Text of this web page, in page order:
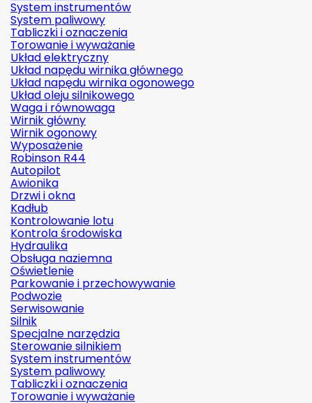
System instrumentów
System paliwowy
Tabliczki i oznaczenia
Torowanie i wyważanie
Układ elektryczny
Układ napędu wirnika głównego
Układ napędu wirnika ogonowego
Układ oleju silnikowego
Waga i równowaga
Wirnik główny
Wirnik ogonowy
Wyposażenie
Robinson R44
Autopilot
Awionika
Drzwi i okna
Kadłub
Kontrolowanie lotu
Kontrola środowiska
Hydraulika
Obsługa naziemna
Oświetlenie
Parkowanie i przechowywanie
Podwozie
Serwisowanie
Silnik
Specjalne narzędzia
Sterowanie silnikiem
System instrumentów
System paliwowy
Tabliczki i oznaczenia
Torowanie i wyważanie